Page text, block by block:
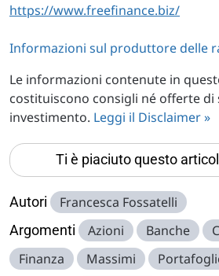
https://www.freefinance.biz/
Informazioni sul produttore delle
Le informazioni contenute in
costituiscono consigli né offerte di
investimento. Leggi il Disclaimer »
Ti è piaciuto questo
Autori Francesca Fossatelli
Argomenti Azioni Banche
Finanza
Massimi